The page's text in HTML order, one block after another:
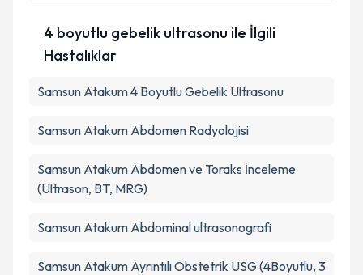
4 boyutlu gebelik ultrasonu ile İlgili
Hastalıklar
Samsun Atakum 4 Boyutlu Gebelik Ultrasonu
Samsun Atakum Abdomen Radyolojisi
Samsun Atakum Abdomen ve Toraks İnceleme
(Ultrason, BT, MRG)
Samsun Atakum Abdominal ultrasonografi
Samsun Atakum Ayrıntılı Obstetrik USG (4Boyutlu, 3